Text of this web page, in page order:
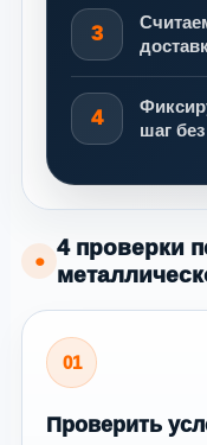
3
4
шаг
●
4 проверки
01
Проверить